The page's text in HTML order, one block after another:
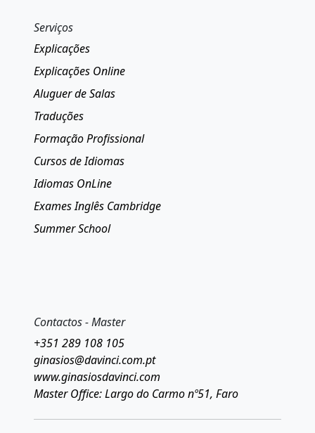
Serviços
Explicações
Explicações Online
Aluguer de Salas
Traduções
Formação Profissional
Cursos de Idiomas
Idiomas OnLine
Exames Inglês Cambridge
Summer School
Contactos - Master
+351 289 108 105
ginasios@davinci.com.pt
www.ginasiosdavinci.com
Master Office: Largo do Carmo nº51, Faro